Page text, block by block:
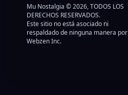
Mu Nostalgia © 2026, TODOS LOS
DERECHOS RESERVADOS.
Este sitio no está asociado ni
respaldado de ninguna manera por
Webzen Inc.